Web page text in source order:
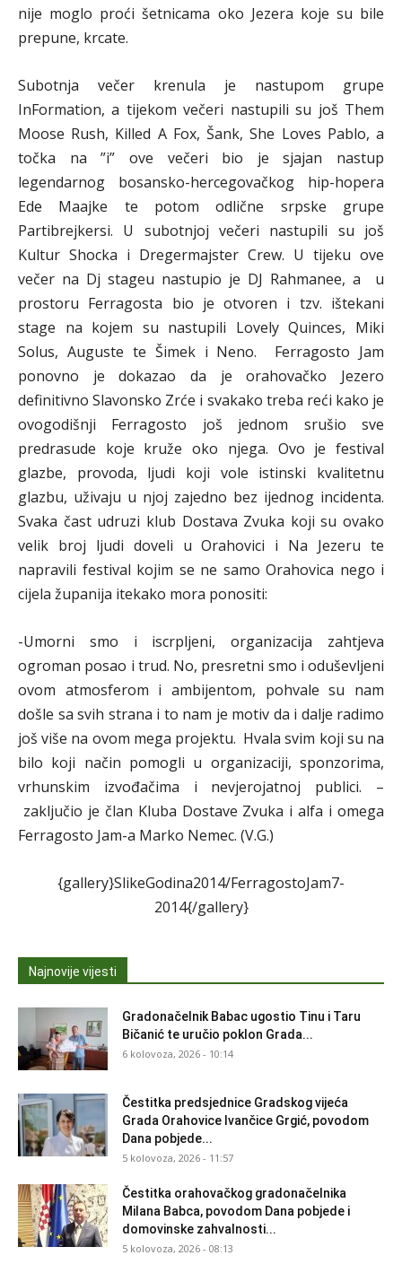
nije moglo proći šetnicama oko Jezera koje su bile
prepune, krcate.
Subotnja večer krenula je nastupom grupe
InFormation, a tijekom večeri nastupili su još Them
Moose Rush, Killed A Fox, Šank, She Loves Pablo, a
točka na ”i” ove večeri bio je sjajan nastup
legendarnog bosansko-hercegovačkog hip-hopera
Ede Maajke te potom odlične srpske grupe
Partibrejkersi. U subotnjoj večeri nastupili su još
Kultur Shocka i Dregermajster Crew. U tijeku ove
večer na Dj stageu nastupio je DJ Rahmanee, a u
prostoru Ferragosta bio je otvoren i tzv. ištekani
stage na kojem su nastupili Lovely Quinces, Miki
Solus, Auguste te Šimek i Neno. Ferragosto Jam
ponovno je dokazao da je orahovačko Jezero
definitivno Slavonsko Zrće i svakako treba reći kako je
ovogodišnji Ferragosto još jednom srušio sve
predrasude koje kruže oko njega. Ovo je festival
glazbe, provoda, ljudi koji vole istinski kvalitetnu
glazbu, uživaju u njoj zajedno bez ijednog incidenta.
Svaka čast udruzi klub Dostava Zvuka koji su ovako
velik broj ljudi doveli u Orahovici i Na Jezeru te
napravili festival kojim se ne samo Orahovica nego i
cijela županija itekako mora ponositi:
-Umorni smo i iscrpljeni, organizacija zahtjeva
ogroman posao i trud. No, presretni smo i oduševljeni
ovom atmosferom i ambijentom, pohvale su nam
došle sa svih strana i to nam je motiv da i dalje radimo
još više na ovom mega projektu. Hvala svim koji su na
bilo koji način pomogli u organizaciji, sponzorima,
vrhunskim izvođačima i nevjerojatnoj publici. –
zaključio je član Kluba Dostave Zvuka i alfa i omega
Ferragosto Jam-a Marko Nemec. (V.G.)
{gallery}SlikeGodina2014/FerragostoJam7-
2014{/gallery}
Najnovije vijesti
Gradonačelnik Babac ugostio Tinu i Taru
Bičanić te uručio poklon Grada...
6 kolovoza, 2026 - 10:14
Čestitka predsjednice Gradskog vijeća
Grada Orahovice Ivančice Grgić, povodom
Dana pobjede...
5 kolovoza, 2026 - 11:57
Čestitka orahovačkog gradonačelnika
Milana Babca, povodom Dana pobjede i
domovinske zahvalnosti...
5 kolovoza, 2026 - 08:13